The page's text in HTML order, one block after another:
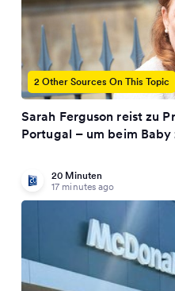
2 Other Sources On This Topic
Sarah Ferguson reist zu
Portugal – um beim Baby
20 Minuten
17 minutes ago